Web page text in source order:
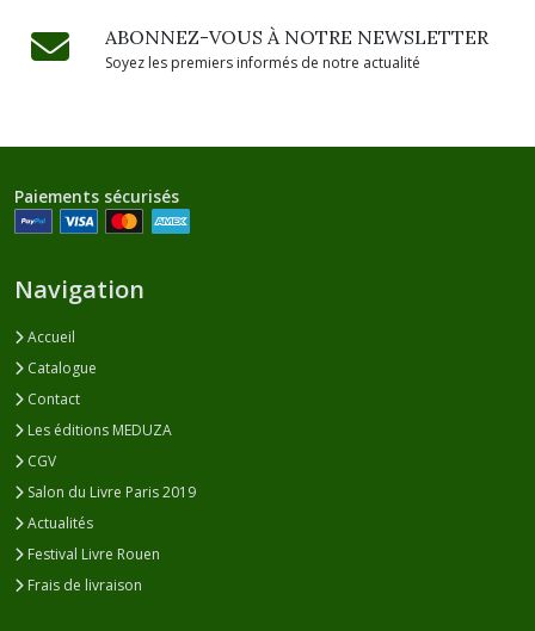
ABONNEZ-VOUS À NOTRE NEWSLETTER
Soyez les premiers informés de notre actualité
Paiements sécurisés
Navigation
Accueil
Catalogue
Contact
Les éditions MEDUZA
CGV
Salon du Livre Paris 2019
Actualités
Festival Livre Rouen
Frais de livraison